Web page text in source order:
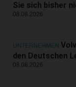
Sie sich bisher
08.08.2026
UNTERNEHMEN
den Deutschen
08.08.2026